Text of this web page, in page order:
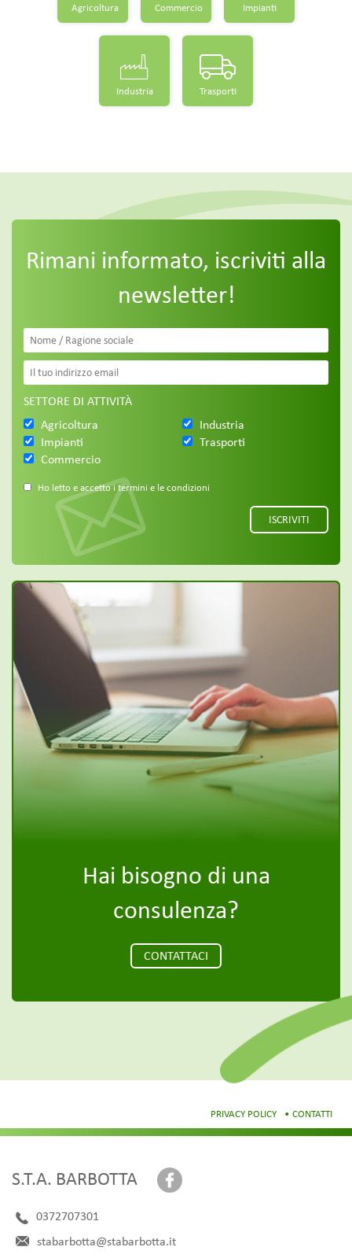
Agricoltura Commercio Impianti
Industria Trasporti
Rimani informato, iscriviti alla
newsletter!
SETTORE DI ATTIVITÀ
Agricoltura
Impianti
Commercio
Industria
Trasporti
Ho letto e accetto i termini e le condizioni
Hai bisogno di una
consulenza?
CONTATTACI
PRIVACY POLICY CONTATTI
S.T.A. BARBOTTA
0372707301
stabarbotta@stabarbotta.it